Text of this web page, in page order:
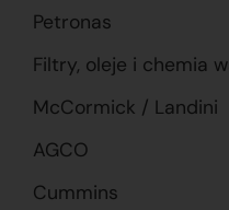
Petronas
Filtry, oleje i chemia
McCormick / Landini
AGCO
Cummins